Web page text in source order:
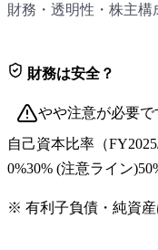
財務・透明性・株主構
財務は安全？
やや注意が必要で
自己資本比率 （
0%30% (注意ライン)50
※ 有利子負債・純資産